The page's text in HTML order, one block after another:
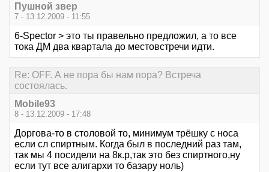
Пушной звер
7 - 13.12.2009 - 11:55
6-Spector > это ты правельно предложил, а то все
тока ДМ два квартала до местовстречи идти.
Re: OFF. А не пора бы нам пора? Встреча
состоялась.
Mobile93
8 - 13.12.2009 - 17:48
Доргова-то в столовой то, минимум трёшку с носа
если сл спиртным. Когда был в последний раз там,
так мы 4 посидели на 8к.р,так это без спиртного,ну
если тут все алигархи то базару ноль)